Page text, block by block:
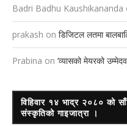
Badri Badhu Kaushikananda
prakash on डिजिटल लतमा
Prabina on ‘व्यासको मेयरको
विहिवार १४ भाद्र २०८० को
संस्कृतिको गाइजात्रा ।